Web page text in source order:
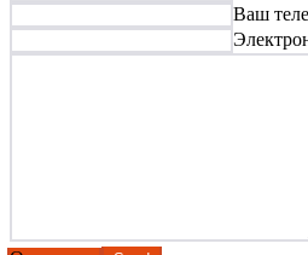
Ваш